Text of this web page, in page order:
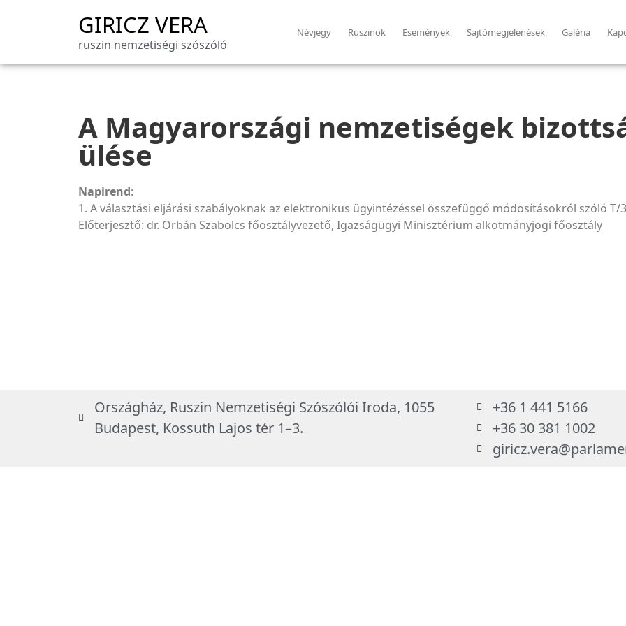
GIRICZ VERA
ruszin nemzetiségi szószóló
Névjegy Ruszinok Események Sajtómegjelenések Galéria
A Magyarországi nemzetiségek
ülése
Napirend:
1. A választási eljárási szabályoknak az elektronikus ügyintézéssel összefüggő módosításokról szóló T/
Előterjesztő: dr. Orbán Szabolcs főosztályvezető, Igazságügyi Minisztérium alkotmányjogi főosztály
Országház, Ruszin Nemzetiségi Szószólói Iroda, 1055
Budapest, Kossuth Lajos tér 1–3.
+36 1 441 5166
+36 30 381 1002